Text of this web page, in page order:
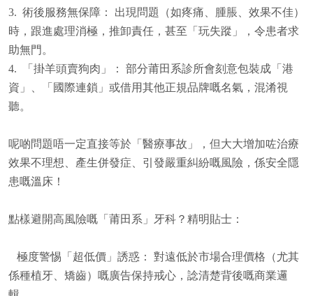
3. 術後服務無保障： 出現問題（如疼痛、腫脹、效果不佳）
時，跟進處理消極，推卸責任，甚至「玩失蹤」，令患者求
助無門。
4. 「掛羊頭賣狗肉」： 部分莆田系診所會刻意包裝成「港
資」、「國際連鎖」或借用其他正規品牌嘅名氣，混淆視
聽。
呢啲問題唔一定直接等於「醫療事故」，但大大增加咗治療
效果不理想、產生併發症、引發嚴重糾紛嘅風險，係安全隱
患嘅溫床！
點樣避開高風險嘅「莆田系」牙科？精明貼士：
極度警惕「超低價」誘惑： 對遠低於市場合理價格（尤其
係種植牙、矯齒）嘅廣告保持戒心，諗清楚背後嘅商業邏